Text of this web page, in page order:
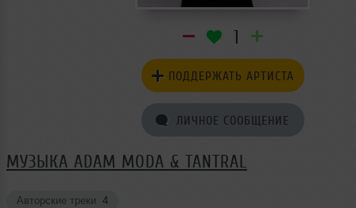
1
ПОДДЕРЖАТЬ АРТИСТА
ЛИЧНОЕ СООБЩЕНИЕ
МУЗЫКА ADAM MODA & TANTRAL
Авторские треки 4